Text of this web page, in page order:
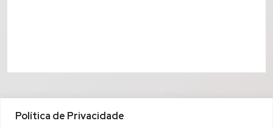
Política de Privacidade